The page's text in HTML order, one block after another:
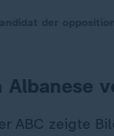
Albanese
ABC zeigte